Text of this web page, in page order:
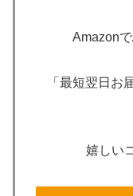
Amazon
「最短翌日お
嬉しい